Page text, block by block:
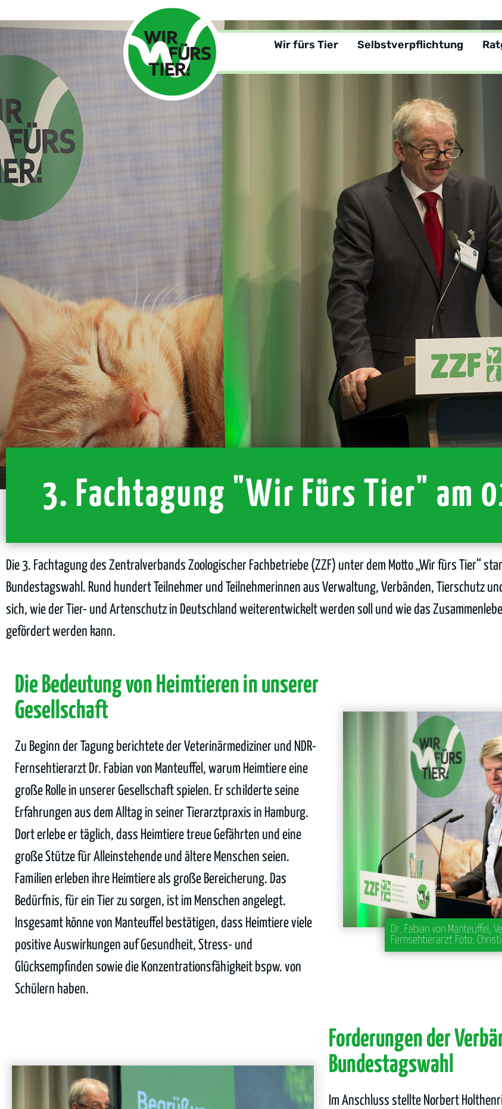
Wir fürs Tier Selbstverpflichtung
3. Fachtagung "Wir Fürs Tier" am
Die 3. Fachtagung des Zentralverbands Zoologischer Fachbetriebe (ZZF) unter dem Motto „Wir fürs Tier“
Bundestagswahl. Rund hundert Teilnehmer und Teilnehmerinnen aus Verwaltung, Verbänden, Tierschutz
sich, wie der Tier- und Artenschutz in Deutschland weiterentwickelt werden soll und wie das
gefördert werden kann.
Die Bedeutung von Heimtieren in unserer
Gesellschaft
Zu Beginn der Tagung berichtete der Veterinärmediziner und NDR-
Fernsehtierarzt Dr. Fabian von Manteuffel, warum Heimtiere eine
große Rolle in unserer Gesellschaft spielen. Er schilderte seine
Erfahrungen aus dem Alltag in seiner Tierarztpraxis in Hamburg.
Dort erlebe er täglich, dass Heimtiere treue Gefährten und eine
große Stütze für Alleinstehende und ältere Menschen seien.
Familien erleben ihre Heimtiere als große Bereicherung. Das
Bedürfnis, für ein Tier zu sorgen, ist im Menschen angelegt.
Insgesamt könne von Manteuffel bestätigen, dass Heimtiere viele
positive Auswirkungen auf Gesundheit, Stress- und
Glücksempfinden sowie die Konzentrationsfähigkeit bspw. von
Schülern haben.
Dr. Fabian von Manteuffel,
Fernsehtierarzt Foto:
Forderungen der
Bundestagswahl
Im Anschluss stellte Norbert